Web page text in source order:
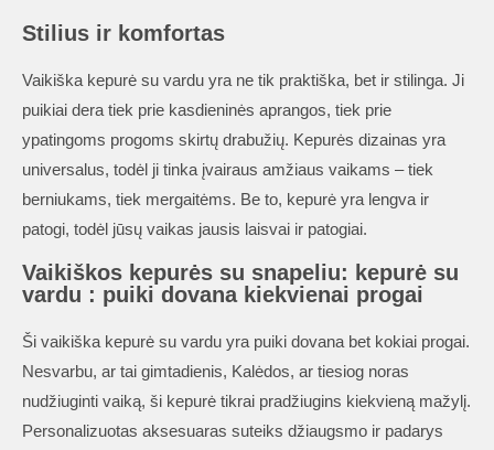
Stilius ir komfortas
Vaikiška kepurė su vardu yra ne tik praktiška, bet ir stilinga. Ji
puikiai dera tiek prie kasdieninės aprangos, tiek prie
ypatingoms progoms skirtų drabužių. Kepurės dizainas yra
universalus, todėl ji tinka įvairaus amžiaus vaikams – tiek
berniukams, tiek mergaitėms. Be to, kepurė yra lengva ir
patogi, todėl jūsų vaikas jausis laisvai ir patogiai.
Vaikiškos kepurės su snapeliu: kepurė su
vardu : puiki dovana kiekvienai progai
Ši vaikiška kepurė su vardu yra puiki dovana bet kokiai progai.
Nesvarbu, ar tai gimtadienis, Kalėdos, ar tiesiog noras
nudžiuginti vaiką, ši kepurė tikrai pradžiugins kiekvieną mažylį.
Personalizuotas aksesuaras suteiks džiaugsmo ir padarys